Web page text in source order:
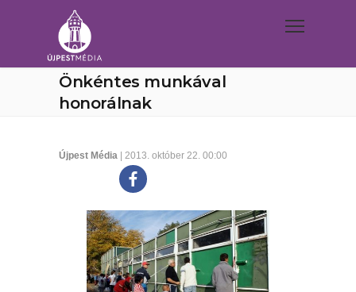
Önkéntes munkával
honorálnak
Újpest Média | 2013. október 22. 00:00